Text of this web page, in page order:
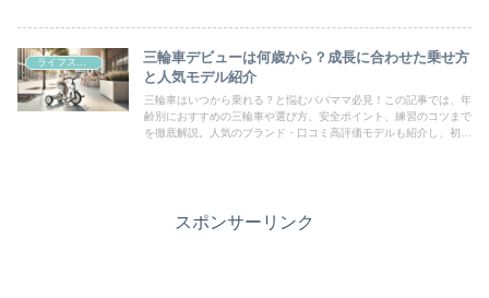
ライフスタイル
三輪車デビューは何歳から？成長に合わせた乗せ方
と人気モデル紹介
三輪車はいつから乗れる？と悩むパパママ必見！この記事では、年
齢別におすすめの三輪車や選び方、安全ポイント、練習のコツまで
を徹底解説。人気のブランド・口コミ高評価モデルも紹介し、初め
スポンサーリンク